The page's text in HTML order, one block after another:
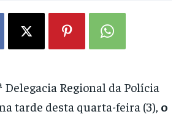
Delegacia Regional da Polícia
tarde desta quarta-feira (3), o